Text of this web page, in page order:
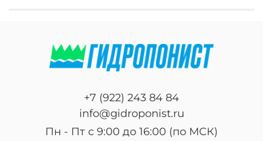
+7 (922) 243 84 84
info@gidroponist.ru
Пн - Пт с 9:00 до 16:00 (по МСК)